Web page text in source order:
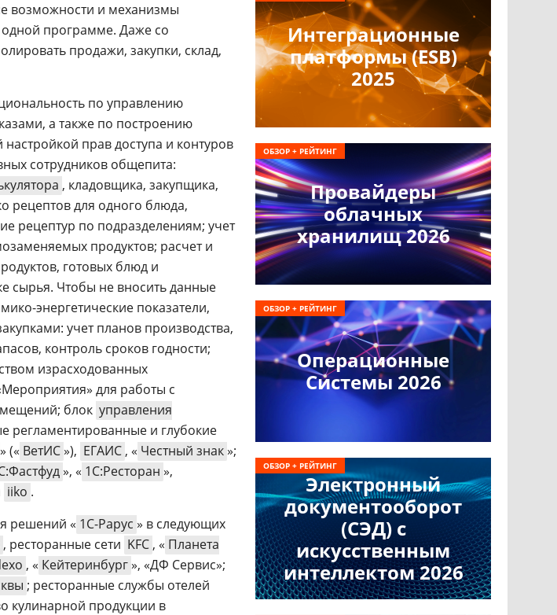
возможности и механизмы
одной программе. Даже со
продажи, закупки, склад,
по управлению
а также по построению
прав доступа и контуров
сотрудников общепита:
, кладовщика, закупщика,
рецептов для одного блюда,
рецептур по подразделениям; учет
продуктов; расчет и
готовых блюд и
сырья. Чтобы не вносить данные
энергетические показатели,
учет планов производства,
контроль сроков годности;
израсходованных
для работы с
блок управления
регламентированные и глубокие
» (« ВетИС»), ЕГАИС , « Честный знак»;
», « 1С:Ресторан »,
iiko .
решений « 1С-Рарус » в следующих
, ресторанные сети KFC , « Планета
, « Кейтеринбург», «ДФ Сервис»;
; ресторанные службы отелей
кулинарной продукции в
Интеграционные
платформы (ESB)
2025
Провайдеры
облачных
хранилищ 2026
ОБЗОР + РЕЙТИНГ
Операционные
Системы 2026
ОБЗОР + РЕЙТИНГ
Электронный
документооборот
(СЭД) с
искусственным
интеллектом 2026
ОБЗОР + РЕЙТИНГ